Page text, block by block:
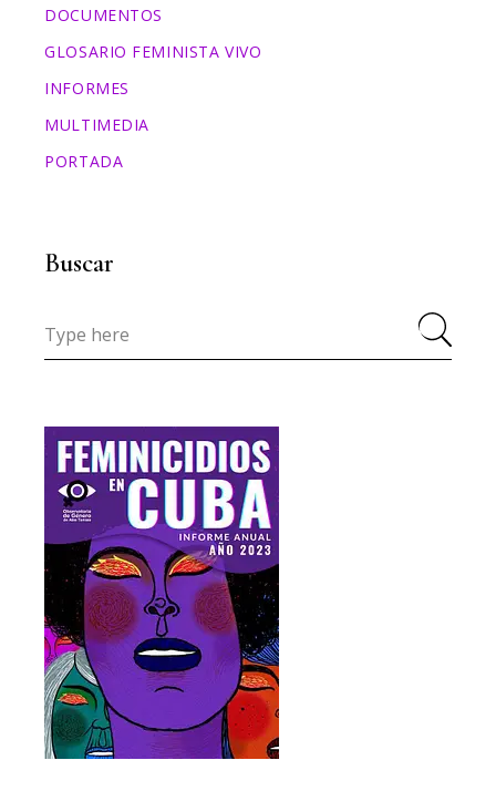
DOCUMENTOS
GLOSARIO FEMINISTA VIVO
INFORMES
MULTIMEDIA
PORTADA
Buscar
for: